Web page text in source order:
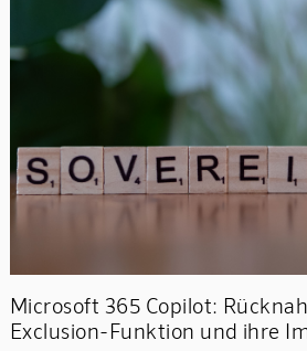
Microsoft 365 Copilot:
Exclusion-Funktion und ihre